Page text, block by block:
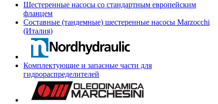
Шестеренные насосы со стандартным европейским
фланцем
Составные (тандемные) шестеренные насосы Marzocchi
(Италия)
Комплектующие и запасные части для
гидрораспределителей